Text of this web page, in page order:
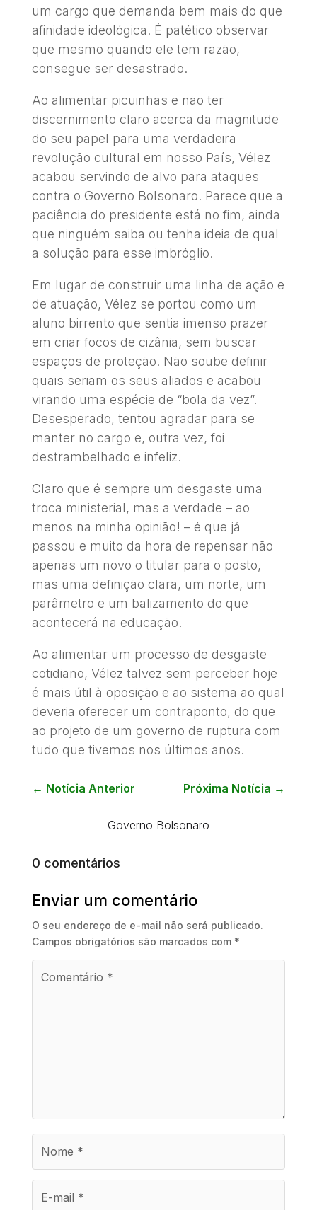
um cargo que demanda bem mais do que
afinidade ideológica. É patético observar
que mesmo quando ele tem razão,
consegue ser desastrado.
Ao alimentar picuinhas e não ter
discernimento claro acerca da magnitude
do seu papel para uma verdadeira
revolução cultural em nosso País, Vélez
acabou servindo de alvo para ataques
contra o Governo Bolsonaro. Parece que a
paciência do presidente está no fim, ainda
que ninguém saiba ou tenha ideia de qual
a solução para esse imbróglio.
Em lugar de construir uma linha de ação e
de atuação, Vélez se portou como um
aluno birrento que sentia imenso prazer
em criar focos de cizânia, sem buscar
espaços de proteção. Não soube definir
quais seriam os seus aliados e acabou
virando uma espécie de “bola da vez”.
Desesperado, tentou agradar para se
manter no cargo e, outra vez, foi
destrambelhado e infeliz.
Claro que é sempre um desgaste uma
troca ministerial, mas a verdade – ao
menos na minha opinião! – é que já
passou e muito da hora de repensar não
apenas um novo o titular para o posto,
mas uma definição clara, um norte, um
parâmetro e um balizamento do que
acontecerá na educação.
Ao alimentar um processo de desgaste
cotidiano, Vélez talvez sem perceber hoje
é mais útil à oposição e ao sistema ao qual
deveria oferecer um contraponto, do que
ao projeto de um governo de ruptura com
tudo que tivemos nos últimos anos.
← Notícia Anterior Próxima Notícia →
Governo Bolsonaro
0 comentários
Enviar um comentário
O seu endereço de e-mail não será publicado.
Campos obrigatórios são marcados com *